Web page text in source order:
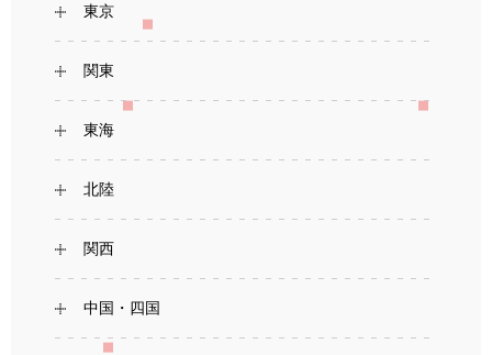
東京
関東
東海
北陸
関西
中国・四国